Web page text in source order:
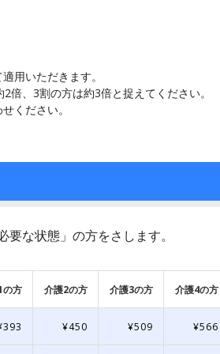
用いただきます。
、3割の方は約3倍と捉えてください。
ください。
な状態」の方をさします。
の方 介護2の方 介護3の方 介護4の方
¥450 ¥509 ¥566